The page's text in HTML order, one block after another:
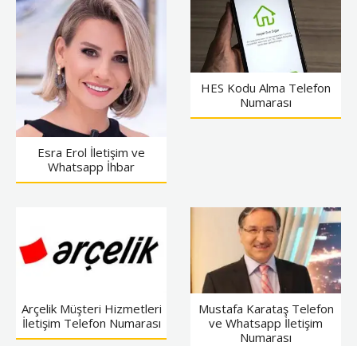
Esra Erol İletişim ve
Whatsapp İhbar
HES Kodu Alma Telefon
Numarası
Arçelik Müşteri Hizmetleri
İletişim Telefon Numarası
Mustafa Karataş Telefon
ve Whatsapp İletişim
Numarası